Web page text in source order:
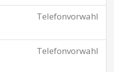
Telefonvorwahl
Telefonvorwahl